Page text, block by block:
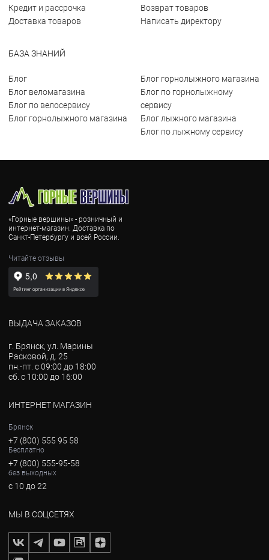
Кредит и рассрочка
Доставка товаров
Возврат товаров
Написать директору
БАЗА ЗНАНИЙ
Блог
Блог веломагазина
Блог по велосервису
Блог горнолыжного магазина
Блог горнолыжного магазина
Блог по горнолыжному
сервису
Блог лыжного магазина
Блог по лыжному сервису
«Горные вершины» - розничный и
интернет-магазин. Доставка по
Санкт-Петербургу и всей России.
Читайте отзывы
ВЫДАЧА ЗАКАЗОВ
г. Брянск, ул. Марины
Расковой, д. 25
пн.-пт. с 09:00 до 18:00
сб. с 10:00 до 16:00
ИНТЕРНЕТ МАГАЗИН
Брянск
+7 (800) 555 95 58
Бесплатно
+7 (800) 555-95-58
без выходных
с 10 до 22
МЫ В СОЦСЕТЯХ